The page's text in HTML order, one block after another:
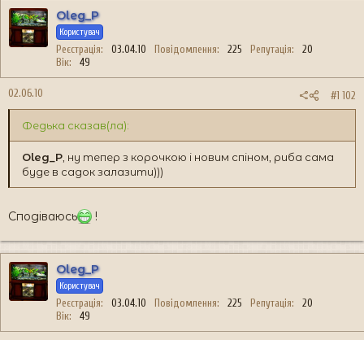
Oleg_P
Користувач
Реєстрація 03.04.10 Повідомлення 225 Репутація
20
Вік
49
02.06.10 #1 102
Федька сказав(ла):
Oleg_P , ну тепер з корочкою і новим спіном, риба сама
буде в садок залазити)))
Сподіваюсь !
Oleg_P
Користувач
Реєстрація 03.04.10 Повідомлення 225 Репутація
20
Вік
49